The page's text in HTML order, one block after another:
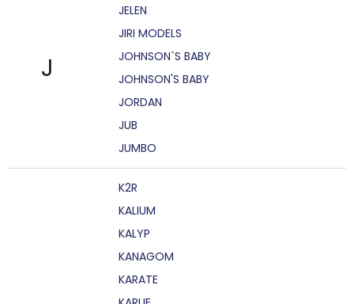
J
JELEN
JIRI MODELS
JOHNSON`S BABY
JOHNSON'S BABY
JORDAN
JUB
JUMBO
K2R
KALIUM
KALYP
KANAGOM
KARATE